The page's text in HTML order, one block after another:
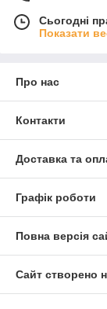
Сьогодні
Показати
Про нас
Контакти
Доставка та
Графік роботи
Повна версія
Сайт створено